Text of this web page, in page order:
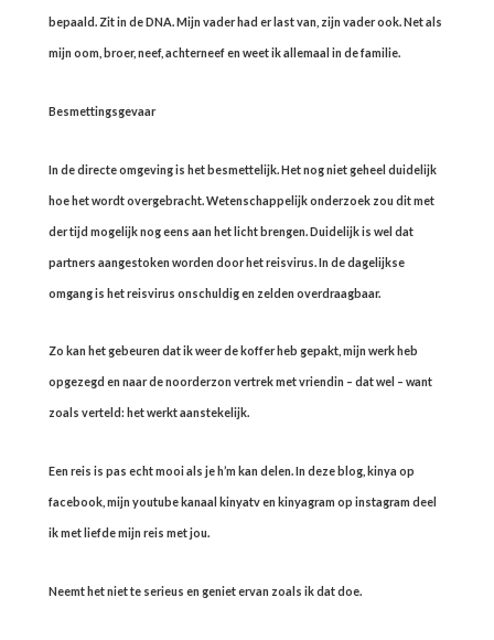
bepaald. Zit in de DNA. Mijn vader had er last van, zijn vader ook. Net als
mijn oom, broer, neef, achterneef en weet ik allemaal in de familie.
Besmettingsgevaar
In de directe omgeving is het besmettelijk. Het nog niet geheel duidelijk
hoe het wordt overgebracht. Wetenschappelijk onderzoek zou dit met
der tijd mogelijk nog eens aan het licht brengen. Duidelijk is wel dat
partners aangestoken worden door het reisvirus. In de dagelijkse
omgang is het reisvirus onschuldig en zelden overdraagbaar.
Zo kan het gebeuren dat ik weer de koffer heb gepakt, mijn werk heb
opgezegd en naar de noorderzon vertrek met vriendin – dat wel – want
zoals verteld: het werkt aanstekelijk.
Een reis is pas echt mooi als je h’m kan delen. In deze blog, kinya op
facebook, mijn youtube kanaal kinyatv en kinyagram op instagram deel
ik met liefde mijn reis met jou.
Neemt het niet te serieus en geniet ervan zoals ik dat doe.